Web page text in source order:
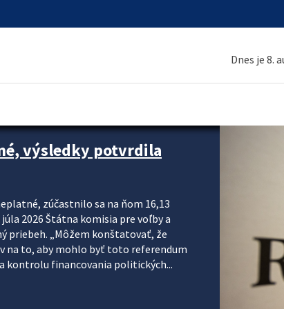
Dnes je 8.
výsledky potvrdila
zúčastnilo sa na ňom 16,13
2026 Štátna komisia pre voľby a
priebeh. „Môžem konštatovať, že
na to, aby mohlo byť toto referendum
kontrolu financovania politických...